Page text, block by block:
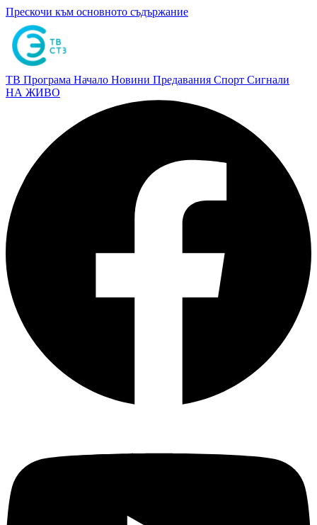
Прескочи към основното съдържание
ТВ Програма Начало Новини Предавания Спорт Сигнали
НА ЖИВО